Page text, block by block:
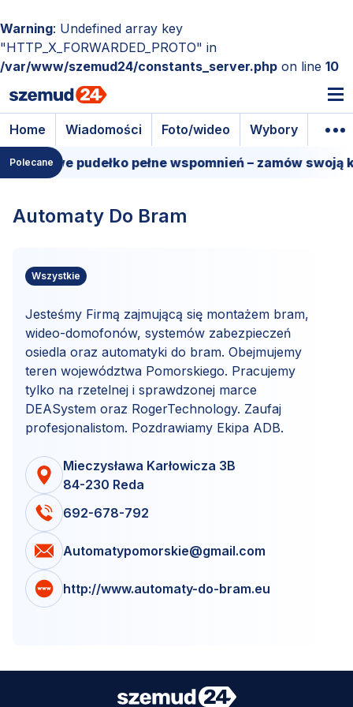
Warning: Undefined array key
"HTTP_X_FORWARDED_PROTO" in
/var/www/szemud24/constants_server.php on line 10
Home Wiadomości Foto/wideo Wybory
Polecane
Filmowe pudełko pełne wspomnień – zamów swoją
Automaty Do Bram
Wszystkie
Jesteśmy Firmą zajmującą się montażem bram,
wideo-domofonów, systemów zabezpieczeń
osiedla oraz automatyki do bram. Obejmujemy
teren województwa Pomorskiego. Pracujemy
tylko na rzetelnej i sprawdzonej marce
DEASystem oraz RogerTechnology. Zaufaj
profesjonalistom. Pozdrawiamy Ekipa ADB.
Mieczysława Karłowicza 3B
84-230 Reda
692-678-792
Automatypomorskie@gmail.com
http://www.automaty-do-bram.eu